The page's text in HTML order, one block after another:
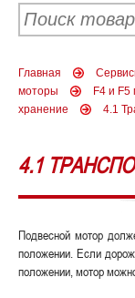
Главная
моторы
F4 и F5
хранение
4.1
4.1
Подвесной мотор
положении. Если
положении, мотор